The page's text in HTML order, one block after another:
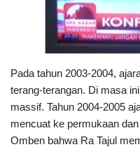
Pada tahun 2003-2004,
terang-terangan. Di masa
massif. Tahun 2004-2005
mencuat ke permukaan
Omben bahwa Ra Tajul